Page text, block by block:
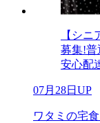
【シ
募集!
安心配
07月28日UP
ワタミの宅